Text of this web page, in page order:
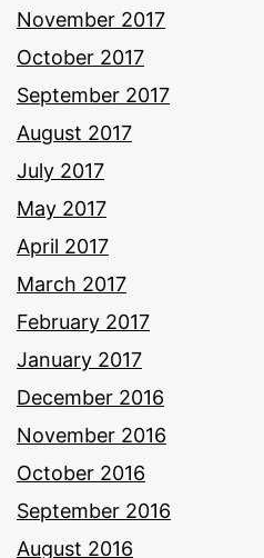
November 2017
October 2017
September 2017
August 2017
July 2017
May 2017
April 2017
March 2017
February 2017
January 2017
December 2016
November 2016
October 2016
September 2016
August 2016